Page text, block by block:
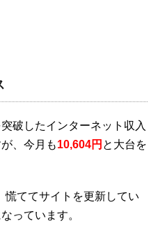
破したインターネット収入
、今月も10,604円 と大台を
慌ててサイトを更新してい
っています。